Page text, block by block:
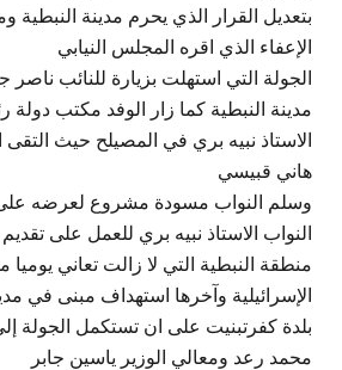
بتعديل القرار الذي يحرم مدينة النبطية
الإعفاء الذي اقره المجلس النيابي
الجولة التي استهلت بزيارة للنائب
مدينة النبطية كما زار الوفد مكتب
الاستاذ نبيه بري في المصيلح حيث التقى
هاني قبيسي
وسلم النواب مسودة مشروع لعرضه
النواب الاستاذ نبيه بري للعمل على
منطقة النبطية التي لا زالت تعاني يوميا
الإسرائيلية وآخرها استهداف مبنى في
بلدة كفرتبنيت على ان تستكمل الجولة
محمد رعد ومعالي الوزير ياسين جابر